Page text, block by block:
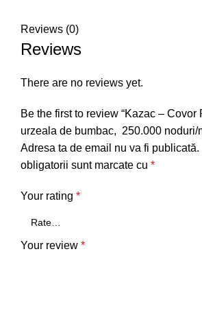
Reviews (0)
Reviews
There are no reviews yet.
Be the first to review “Kazac –
urzeala de bumbac, 250.000 noduri/
Adresa ta de email nu va fi publicată.
obligatorii sunt marcate cu *
Your rating *
Your review *